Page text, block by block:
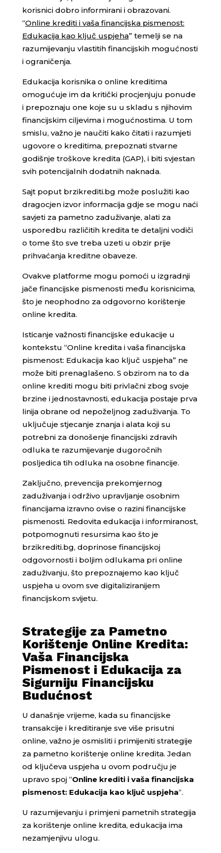
korisnici dobro informirani i obrazovani.
“Online krediti i vaša financijska pismenost:
Edukacija kao ključ uspjeha” temelji se na
razumijevanju vlastitih financijskih mogućnosti
i ograničenja.
Edukacija korisnika o online kreditima
omogućuje im da kritički procjenjuju ponude
i prepoznaju one koje su u skladu s njihovim
financijskim ciljevima i mogućnostima. U tom
smislu, važno je naučiti kako čitati i razumjeti
ugovore o kreditima, prepoznati stvarne
godišnje troškove kredita (GAP), i biti svjestan
svih potencijalnih dodatnih naknada.
Sajt poput brzikrediti.bg može poslužiti kao
dragocjen izvor informacija gdje se mogu naći
savjeti za pametno zaduživanje, alati za
usporedbu različitih kredita te detaljni vodiči
o tome što sve treba uzeti u obzir prije
prihvaćanja kreditne obaveze.
Ovakve platforme mogu pomoći u izgradnji
jače financijske pismenosti među korisnicima,
što je neophodno za odgovorno korištenje
online kredita.
Isticanje važnosti financijske edukacije u
kontekstu “Online kredita i vaša financijska
pismenost: Edukacija kao ključ uspjeha” ne
može biti prenaglašeno. S obzirom na to da
online krediti mogu biti privlačni zbog svoje
brzine i jednostavnosti, edukacija postaje prva
linija obrane od nepoželjnog zaduživanja. To
uključuje stjecanje znanja i alata koji su
potrebni za donošenje financijski zdravih
odluka te razumijevanje dugoročnih
posljedica tih odluka na osobne financije.
Zaključno, prevencija prekomjernog
zaduživanja i održivo upravljanje osobnim
financijama izravno ovise o razini financijske
pismenosti. Redovita edukacija i informiranost,
potpomognuti resursima kao što je
brzikrediti.bg, doprinose financijskoj
odgovornosti i boljim odlukama pri online
zaduživanju, što prepoznajemo kao ključ
uspjeha u ovom sve digitaliziranijem
financijskom svijetu.
Strategije za Pametno
Korištenje Online Kredita:
Vaša Financijska
Pismenost i Edukacija za
Sigurniju Financijsku
Budućnost
U današnje vrijeme, kada su financijske
transakcije i kreditiranje sve više prisutni
online, važno je osmisliti i primijeniti strategije
za pametno korištenje online kredita. Jedan
od ključeva uspjeha u ovom području je
upravo spoj “Online krediti i vaša financijska
pismenost: Edukacija kao ključ uspjeha“.
U razumijevanju i primjeni pametnih strategija
za korištenje online kredita, edukacija ima
nezamjenjivu ulogu.